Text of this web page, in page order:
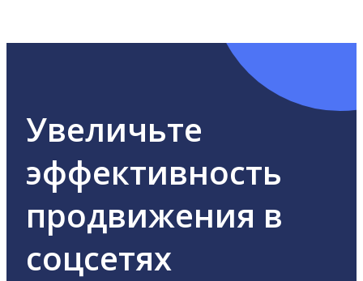
Увеличьте
эффективность
продвижения в
соцсетях